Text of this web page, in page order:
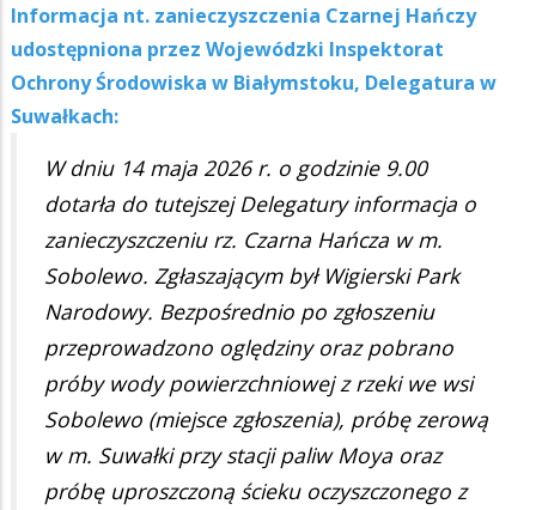
Informacja nt. zanieczyszczenia Czarnej Hańczy
udostępniona przez Wojewódzki Inspektorat
Ochrony Środowiska w Białymstoku, Delegatura w
Suwałkach:
W dniu 14 maja 2026 r. o godzinie 9.00
dotarła do tutejszej Delegatury informacja o
zanieczyszczeniu rz. Czarna Hańcza w m.
Sobolewo. Zgłaszającym był Wigierski Park
Narodowy. Bezpośrednio po zgłoszeniu
przeprowadzono oględziny oraz pobrano
próby wody powierzchniowej z rzeki we wsi
Sobolewo (miejsce zgłoszenia), próbę zerową
w m. Suwałki przy stacji paliw Moya oraz
próbę uproszczoną ścieku oczyszczonego z